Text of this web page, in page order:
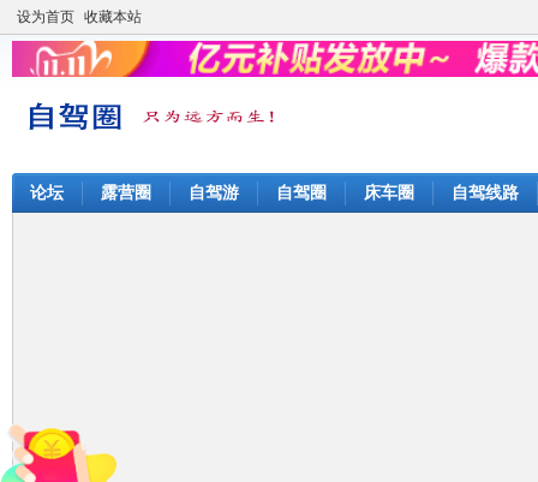
设为首页 收藏本站
论坛 露营圈 自驾游 自驾圈 床车圈 自驾线路